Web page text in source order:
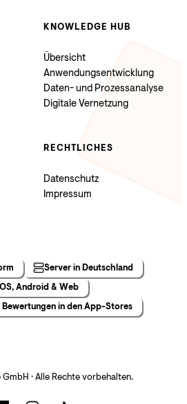
KNOWLEDGE HUB
Übersicht
Anwendungsentwicklung
Daten- und Prozessanalyse
Digitale Vernetzung
RECHTLICHES
Datenschutz
Impressum
Server in Deutschland
Android & Web
Bewertungen in den App-Stores
· Alle Rechte vorbehalten.